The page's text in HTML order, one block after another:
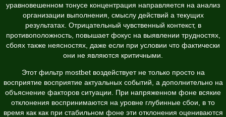
уравновешенном тонусе концентрация направляется на анализ
организации выполнения, смыслу действий а текущих
результатах. Отрицательный чувственный контекст, в
противоположность, повышает фокус на выявлении трудностях,
сбоях также неясностях, даже если при условии что фактически
они не являются критичными.
Этот фильтр mostbet воздействует не только просто на
восприятие восприятие актуальных событий, а дополнительно на
объяснение факторов ситуации. При напряженном фоне всякие
отклонения воспринимаются на уровне глубинные сбои, в то
время как как при стабильном фоне эти отклонения оцениваются